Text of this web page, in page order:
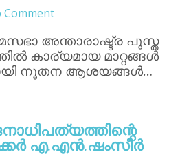
Comment
അന്താരാഷ്ട്ര പുസ്ത
കാര്യമായ മാറ്റങ്ങള്‍
നൂതന ആശയങ്ങള്‍…
എ.എന്‍.ഷംസീര്‍